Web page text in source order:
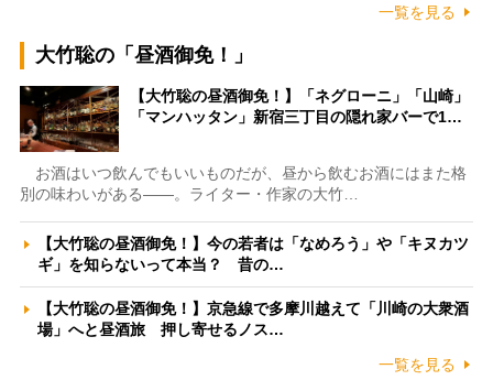
一覧を見る
大竹聡の「昼酒御免！」
【大竹聡の昼酒御免！】「ネグローニ」「山崎」
「マンハッタン」新宿三丁目の隠れ家バーで1…
お酒はいつ飲んでもいいものだが、昼から飲むお酒にはまた格
別の味わいがある――。ライター・作家の大竹…
【大竹聡の昼酒御免！】今の若者は「なめろう」や「キヌカツ
ギ」を知らないって本当？ 昔の…
【大竹聡の昼酒御免！】京急線で多摩川越えて「川崎の大衆酒
場」へと昼酒旅 押し寄せるノス…
一覧を見る